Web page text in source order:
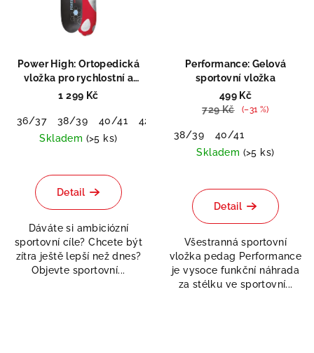
Power High: Ortopedická
vložka pro rychlostní a
silové sporty
1 299 Kč
36/37 38/39 40/41 42/43
Skladem (>5 ks)
hodnocení
produktu
z
5
hvězdiček.
Detail
Dáváte si ambiciózní
sportovní cíle? Chcete být
zítra ještě lepší než dnes?
Objevte sportovní...
Performance: Gelová
sportovní vložka
499 Kč
729 Kč
(–31 %)
38/39
40/41
Skladem (>5 ks)
Detail
Všestranná sportovní
vložka pedag Performance
je vysoce funkční náhrada
za stélku ve sportovní...